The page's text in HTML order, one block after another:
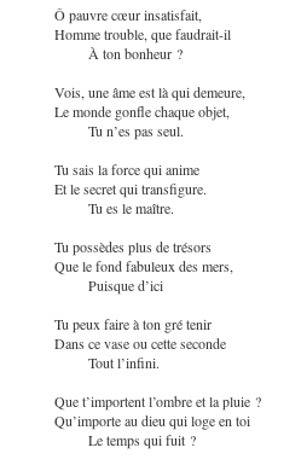
Ô pauvre cœur insatisfait,
Homme trouble, que faudrait-il
À ton bonheur ?
Vois, une âme est là qui demeure,
Le monde gonfle chaque objet,
Tu n’es pas seul.
Tu sais la force qui anime
Et le secret qui transfigure.
Tu es le maître.
Tu possèdes plus de trésors
Que le fond fabuleux des mers,
Puisque d’ici
Tu peux faire à ton gré tenir
Dans ce vase ou cette seconde
Tout l’infini.
Que t’importent l’ombre et la pluie ?
Qu’importe au dieu qui loge en toi
Le temps qui fuit ?